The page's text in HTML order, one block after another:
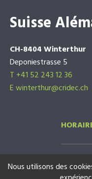
Suisse
CH-8404 Winterthur
Deponiestrasse 5
T +41 52 243 12 36
E winterthur@cridec.ch
Nous utilisons des